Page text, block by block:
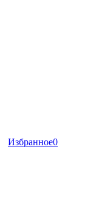
Избранное0